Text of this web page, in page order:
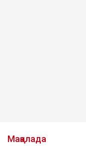
Мақалада